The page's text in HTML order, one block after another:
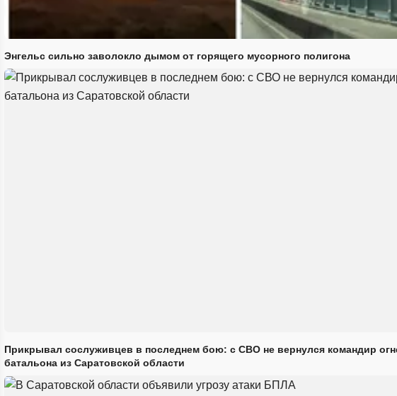
Энгельс сильно заволокло дымом от горящего мусорного полигона
Прикрывал сослуживцев в последнем бою: с СВО не вернулся командир
батальона из Саратовской области